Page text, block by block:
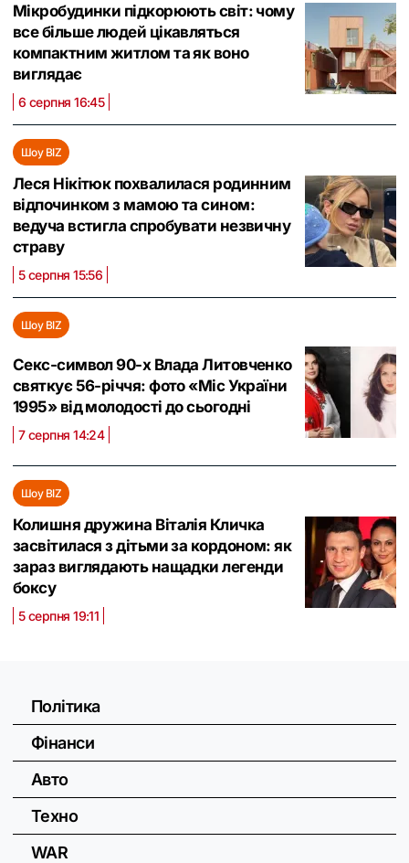
Мікробудинки підкорюють світ: чому
все більше людей цікавляться
компактним житлом та як воно
виглядає
6 серпня 16:45
Шоу BIZ
Леся Нікітюк похвалилася родинним
відпочинком з мамою та сином:
ведуча встигла спробувати незвичну
страву
5 серпня 15:56
Шоу BIZ
Секс-символ 90-х Влада Литовченко
святкує 56-річчя: фото «Міс України
1995» від молодості до сьогодні
7 серпня 14:24
Шоу BIZ
Колишня дружина Віталія Кличка
засвітилася з дітьми за кордоном: як
зараз виглядають нащадки легенди
боксу
5 серпня 19:11
Політика
Фінанси
Авто
Техно
WAR